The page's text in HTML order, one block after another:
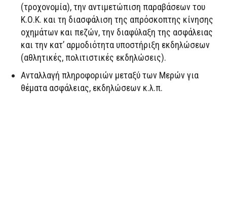
(τροχονομία), την αντιμετώπιση παραβάσεων του
Κ.Ο.Κ. και τη διασφάλιση της απρόσκοπτης κίνησης
οχημάτων και πεζών, την διαφύλαξη της ασφάλειας
και την κατ’ αρμοδιότητα υποστήριξη εκδηλώσεων
(αθλητικές, πολιτιστικές εκδηλώσεις).
Ανταλλαγή πληροφοριών μεταξύ των Μερών για
θέματα ασφάλειας, εκδηλώσεων κ.λ.π.